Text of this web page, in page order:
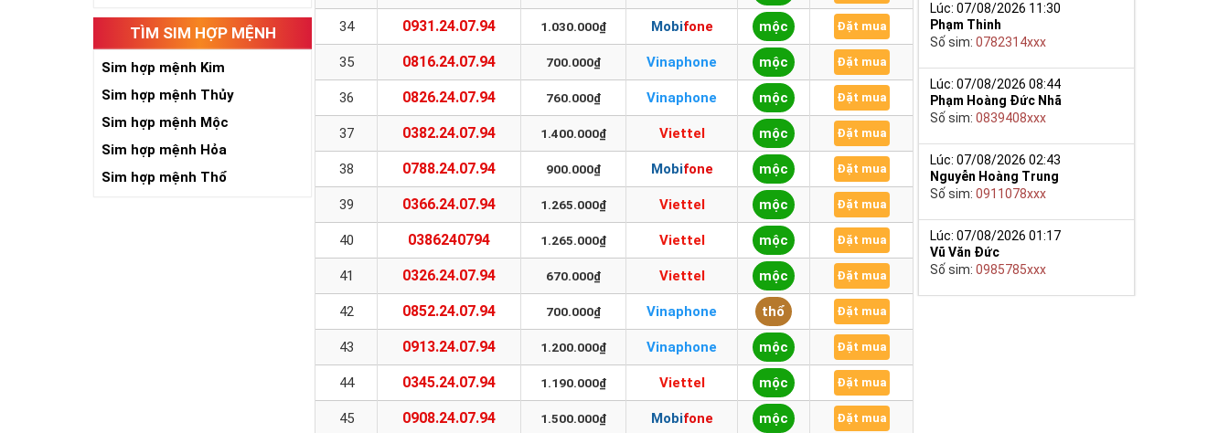
TÌM SIM HỢP MỆNH
Sim hợp mệnh Kim
Sim hợp mệnh Thủy
Sim hợp mệnh Mộc
Sim hợp mệnh Hỏa
Sim hợp mệnh Thổ
34 0931.24.07.94 1.030.000₫ Mobifone mộc Đặt mua
35 0816.24.07.94 700.000₫ Vinaphone mộc Đặt mua
36 0826.24.07.94 760.000₫ Vinaphone mộc Đặt mua
37 0382.24.07.94 1.400.000₫ Viettel mộc Đặt mua
38 0788.24.07.94 900.000₫ Mobifone mộc Đặt mua
39 0366.24.07.94 1.265.000₫ Viettel mộc Đặt mua
40 0386240794 1.265.000₫ Viettel mộc Đặt mua
41 0326.24.07.94 670.000₫ Viettel mộc Đặt mua
42 0852.24.07.94 700.000₫ Vinaphone thổ Đặt mua
43 0913.24.07.94 1.200.000₫ Vinaphone mộc Đặt mua
44 0345.24.07.94 1.190.000₫ Viettel mộc Đặt mua
45 0908.24.07.94 1.500.000₫ Mobifone mộc Đặt mua
Lúc: 07/08/2026 11:30
Phạm Thinh
Số sim:0782314xxx
Lúc: 07/08/2026 08:44
Phạm Hoàng Đức Nhã
Số sim:0839408xxx
Lúc: 07/08/2026 02:43
Nguyễn Hoàng Trung
Số sim:0911078xxx
Lúc: 07/08/2026 01:17
Vũ Văn Đức
Số sim:0985785xxx